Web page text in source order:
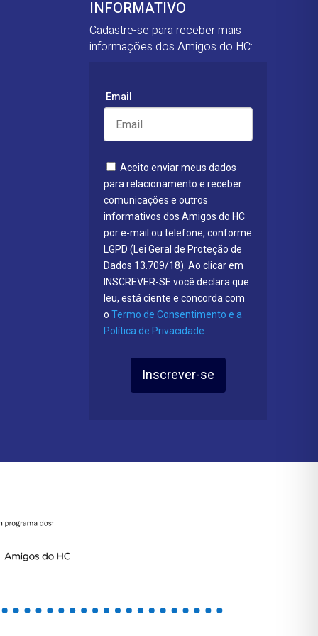
INFORMATIVO
Cadastre-se para receber mais
informações dos Amigos do HC:
Email
Aceito enviar meus dados
para relacionamento e receber
comunicações e outros
informativos dos Amigos do HC
por e-mail ou telefone, conforme
LGPD (Lei Geral de Proteção de
Dados 13.709/18). Ao clicar em
INSCREVER-SE você declara que
leu, está ciente e concorda com
o Termo de Consentimento e a
Política de Privacidade.
Inscrever-se